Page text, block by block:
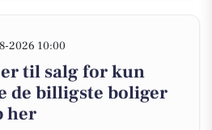
2026 10:00
er til salg for kun
de billigste boliger
her